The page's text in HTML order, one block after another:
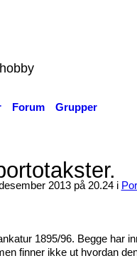
Forum Grupper
2013 på 20.24 i
1895/96. Begge har
finner ikke ut hvordan